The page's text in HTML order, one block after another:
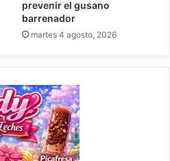
prevenir el gusano
barrenador
martes 4 agosto, 2026